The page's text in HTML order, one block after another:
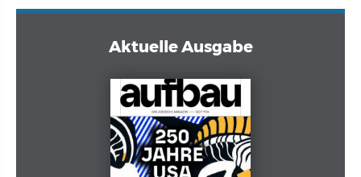
Aktuelle Ausgabe